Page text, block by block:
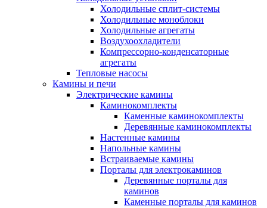
Холодильные сплит-системы
Холодильные моноблоки
Холодильные агрегаты
Воздухоохладители
Компрессорно-конденсаторные
агрегаты
Тепловые насосы
Камины и печи
Электрические камины
Каминокомплекты
Каменные каминокомплекты
Деревянные каминокомплекты
Настенные камины
Напольные камины
Встраиваемые камины
Порталы для электрокаминов
Деревянные порталы для
каминов
Каменные порталы для каминов